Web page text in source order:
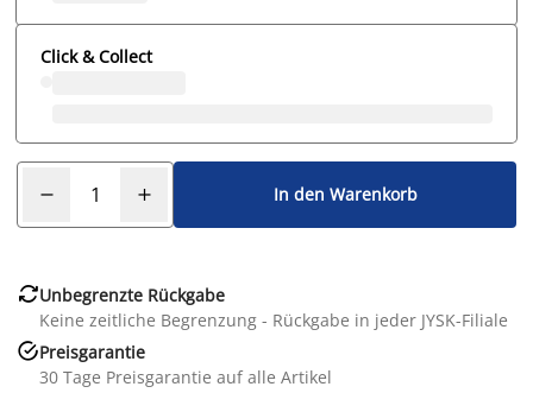
Click & Collect
In den Warenkorb
Unbegrenzte Rückgabe
Keine zeitliche Begrenzung - Rückgabe in jeder JYSK-Filiale
Preisgarantie
30 Tage Preisgarantie auf alle Artikel